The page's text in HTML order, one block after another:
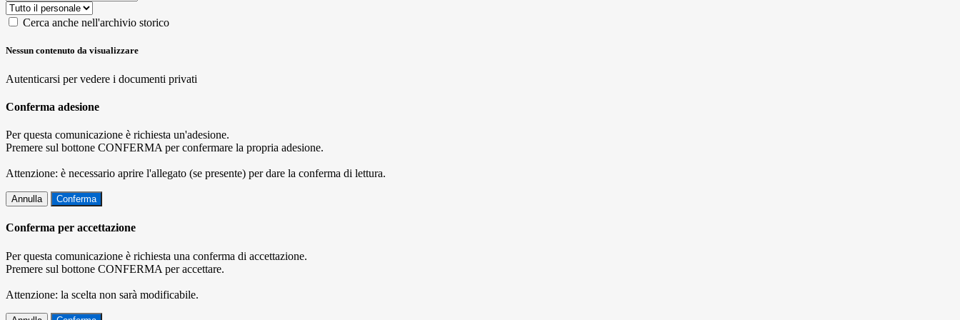
Cerca anche nell'archivio storico
Nessun contenuto da visualizzare
Autenticarsi per vedere i documenti privati
Conferma adesione
Per questa comunicazione è richiesta un'adesione.
Premere sul bottone CONFERMA per confermare la propria adesione.
Attenzione: è necessario aprire l'allegato (se presente) per dare la conferma di lettura.
Annulla Conferma
Conferma per accettazione
Per questa comunicazione è richiesta una conferma di accettazione.
Premere sul bottone CONFERMA per accettare.
Attenzione: la scelta non sarà modificabile.